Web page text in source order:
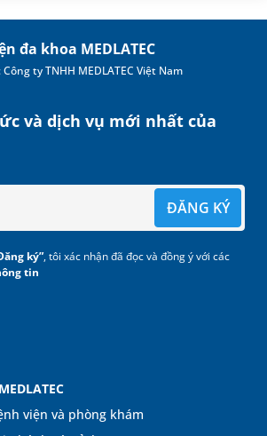
đa khoa MEDLATEC
ty TNHH MEDLATEC Việt Nam
MEDLATEC
viện và phòng khám
và dịch vụ mới nhất của
ĐĂNG KÝ
ký”, tôi xác nhận đã đọc và đồng ý với các
tin